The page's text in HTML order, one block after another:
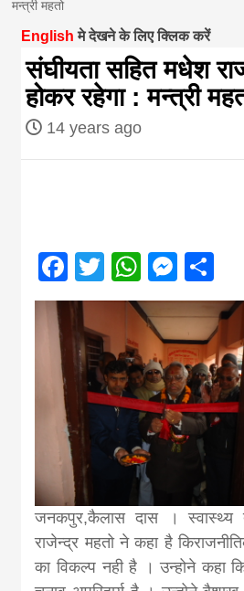
Nepal
news
news,
मन्त्री महतो
English मे देखने के लिए क्लिक करें
संघीयता सहित मधेश
होकर रहेगा : मन्त्री
14 years ago
Facebook
Twitter
जनकपुर,कैलास दास । स्वास्थ्य
राजेन्द्र महतो ने कहा है
का विकल्प नही है । उन्होने कहा